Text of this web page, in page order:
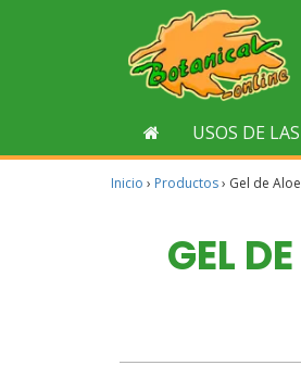
USOS DE
Inicio › Productos› Gel de
GEL